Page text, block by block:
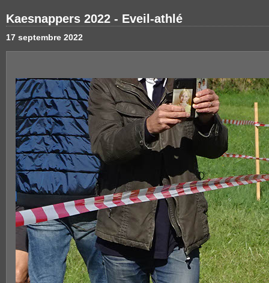
Kaesnappers 2022 - Eveil-athlé
17 septembre 2022